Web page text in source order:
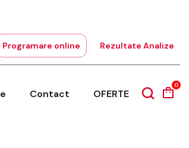
Programare online Rezultate Analize
Contact OFERTE
0